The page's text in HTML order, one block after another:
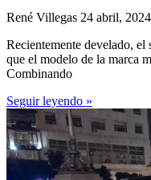
René Villegas 24 abril, 2024
Recientemente develado, el
que el modelo de la marca
Combinando
Seguir leyendo »